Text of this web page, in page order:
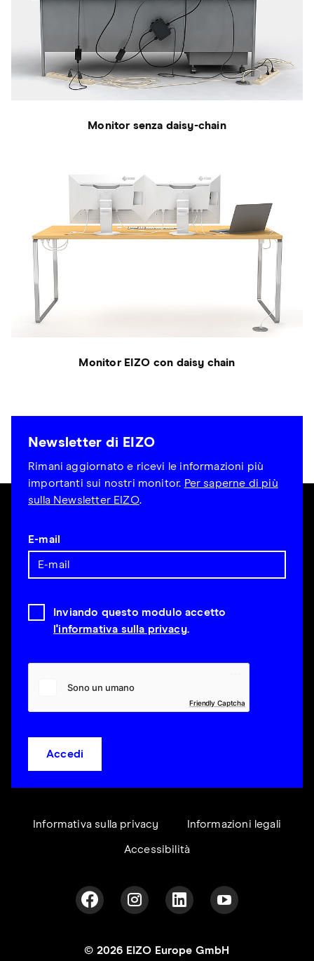
Monitor senza daisy-chain
Monitor EIZO con daisy chain
Newsletter di EIZO
Rimani aggiornato e ricevi le informazioni più
importanti sui nostri monitor. Per saperne di più
sulla Newsletter EIZO.
E-mail
Inviando questo modulo accetto
l'informativa sulla privacy.
Friendly Captcha
Accedi
Informativa sulla privacy Informazioni legali
Accessibilità
© 2026 EIZO Europe GmbH